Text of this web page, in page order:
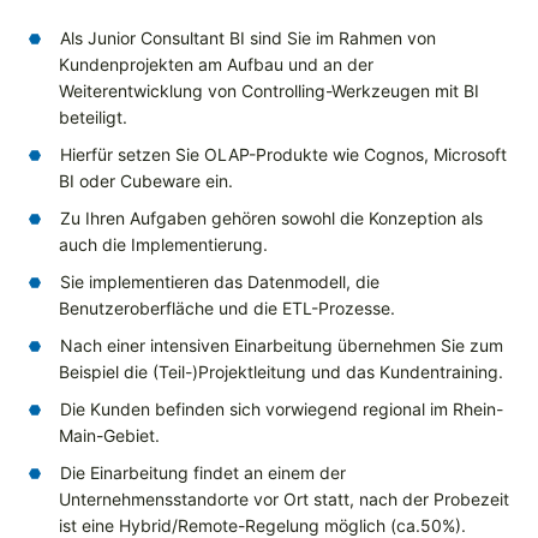
Als Junior Consultant BI sind Sie im Rahmen von
Kundenprojekten am Aufbau und an der
Weiterentwicklung von Controlling-Werkzeugen mit BI
beteiligt.
Hierfür setzen Sie OLAP-Produkte wie Cognos, Microsoft
BI oder Cubeware ein.
Zu Ihren Aufgaben gehören sowohl die Konzeption als
auch die Implementierung.
Sie implementieren das Datenmodell, die
Benutzeroberfläche und die ETL-Prozesse.
Nach einer intensiven Einarbeitung übernehmen Sie zum
Beispiel die (Teil-)Projektleitung und das Kundentraining.
Die Kunden befinden sich vorwiegend regional im Rhein-
Main-Gebiet.
Die Einarbeitung findet an einem der
Unternehmensstandorte vor Ort statt, nach der Probezeit
ist eine Hybrid/Remote-Regelung möglich (ca.50%).